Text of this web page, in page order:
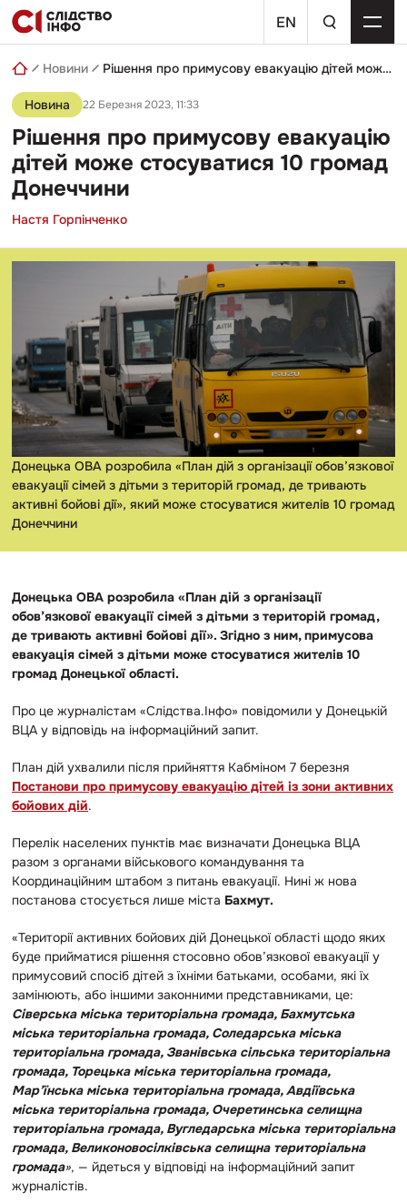
Skip
to
content
EN
пошуковий
запит
Новини Рішення про примусову евакуацію дітей може стосуватися 10 громад Донеччини
Новина 22 Березня 2023, 11:33
Рішення про примусову евакуацію
дітей може стосуватися 10 громад
Донеччини
Настя Горпінченко
Донецька ОВА розробила «План дій з організації обов’язкової
евакуації сімей з дітьми з територій громад, де тривають
активні бойові дії», який може стосуватися жителів 10 громад
Донеччини
Донецька ОВА розробила «План дій з організації
обов’язкової евакуації сімей з дітьми з територій громад,
де тривають активні бойові дії». Згідно з ним, примусова
евакуація сімей з дітьми може стосуватися жителів 10
громад Донецької області.
Про це журналістам «Слідства.Інфо» повідомили у Донецькій
ВЦА у відповідь на інформаційний запит.
План дій ухвалили після прийняття Кабміном 7 березня
Постанови про примусову евакуацію дітей із зони активних
бойових дій.
Перелік населених пунктів має визначати Донецька ВЦА
разом з органами військового командування та
Координаційним штабом з питань евакуації. Нині ж нова
постанова стосується лише міста Бахмут.
«Території активних бойових дій Донецької області щодо яких
буде прийматися рішення стосовно обов’язкової евакуації у
примусовий спосіб дітей з їхніми батьками, особами, які їх
замінюють, або іншими законними представниками, це:
Сіверська міська територіальна громада, Бахмутська
міська територіальна громада, Соледарська міська
територіальна громада, Званівська сільська територіальна
громада, Торецька міська територіальна громада,
Мар’їнська міська територіальна громада, Авдіївська
міська територіальна громада, Очеретинська селищна
територіальна громада, Вугледарська міська територіальна
громада, Великоновосілківська селищна територіальна
громада», — йдеться у відповіді на інформаційний запит
журналістів.